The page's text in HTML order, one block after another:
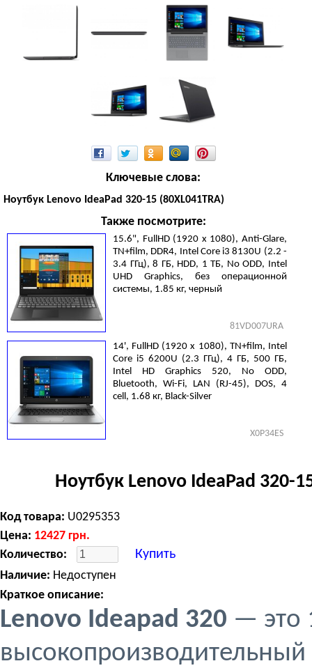
Ключевые слова:
Ноутбук Lenovo IdeaPad 320-15 (80XL041TRA)
Также посмотрите:
15.6", FullHD (1920 х 1080), Anti-Glare,
TN+film, DDR4, Intel Core i3 8130U (2.2 -
3.4 ГГц), 8 ГБ, HDD, 1 ТБ, No ODD, Intel
UHD Graphics, без операционной
системы, 1.85 кг, черный
81VD007URA
14', FullHD (1920 х 1080), TN+film, Intel
Core i5 6200U (2.3 ГГц), 4 ГБ, 500 ГБ,
Intel HD Graphics 520, No ODD,
Bluetooth, Wi-Fi, LAN (RJ-45), DOS, 4
cell, 1.68 кг, Black-Silver
X0P34ES
Ноутбук Lenovo IdeaPad 320-
Код товара: U0295353
Цена: 12427 грн.
Количество:
Купить
Наличие: Недоступен
Краткое описание:
Lenovo Ideapad 320 — это